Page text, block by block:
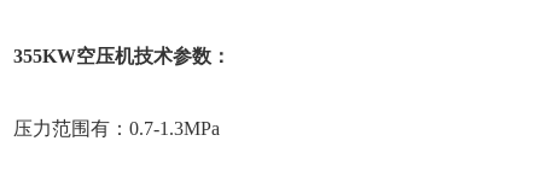
355KW空压机技术参数：
压力范围有：0.7-1.3MPa